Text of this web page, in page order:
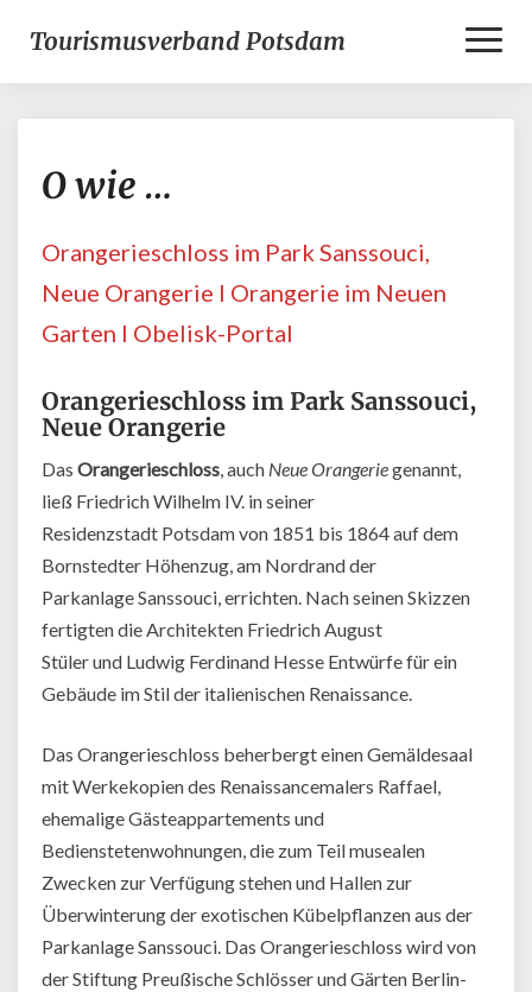
Tourismusverband Potsdam
O wie …
Orangerieschloss im Park Sanssouci,
Neue Orangerie l Orangerie im Neuen
Garten l Obelisk-Portal
Orangerieschloss im Park Sanssouci,
Neue Orangerie
Das Orangerieschloss, auch Neue Orangeriegenannt,
ließ Friedrich Wilhelm IV. in seiner
Residenzstadt Potsdam von 1851 bis 1864 auf dem
Bornstedter Höhenzug, am Nordrand der
Parkanlage Sanssouci, errichten. Nach seinen Skizzen
fertigten die Architekten Friedrich August
Stüler und Ludwig Ferdinand Hesse Entwürfe für ein
Gebäude im Stil der italienischen Renaissance.
Das Orangerieschloss beherbergt einen Gemäldesaal
mit Werkekopien des Renaissancemalers Raffael,
ehemalige Gästeappartements und
Bedienstetenwohnungen, die zum Teil musealen
Zwecken zur Verfügung stehen und Hallen zur
Überwinterung der exotischen Kübelpflanzen aus der
Parkanlage Sanssouci. Das Orangerieschloss wird von
der Stiftung Preußische Schlösser und Gärten Berlin-